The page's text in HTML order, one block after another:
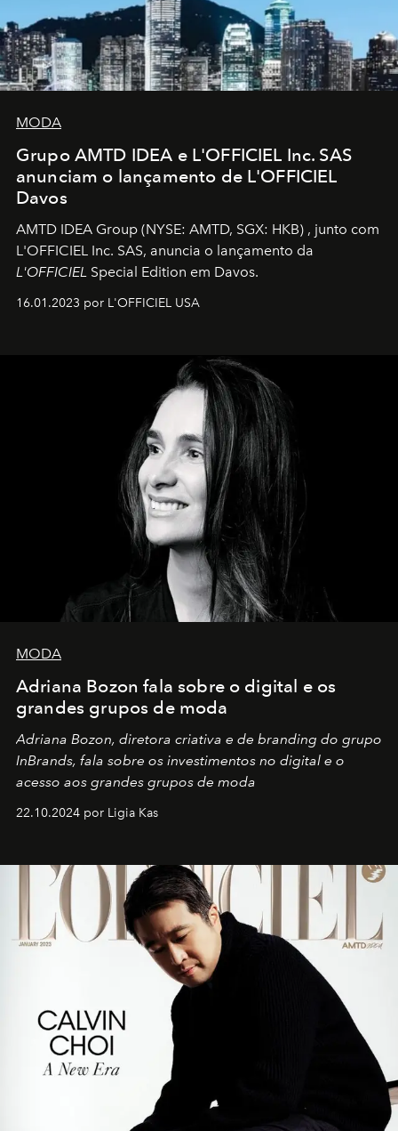
MODA
Grupo AMTD IDEA e L'OFFICIEL Inc. SAS
anunciam o lançamento de L'OFFICIEL
Davos
AMTD IDEA Group (NYSE: AMTD, SGX: HKB) , junto com
L'OFFICIEL Inc. SAS, anuncia o lançamento da
L'OFFICIEL Special Edition em Davos.
16.01.2023 por L'OFFICIEL USA
MODA
Adriana Bozon fala sobre o digital e os
grandes grupos de moda
Adriana Bozon, diretora criativa e de branding do grupo
InBrands, fala sobre os investimentos no digital e o
acesso aos grandes grupos de moda
22.10.2024 por Ligia Kas